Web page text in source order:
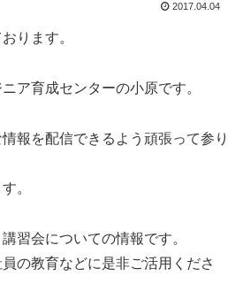
2017.04.04
ります。
ア育成センターの小原です。
報を配信できるよう頑張って参り
。
習会についての情報です。
の教育などに是非ご活用くださ